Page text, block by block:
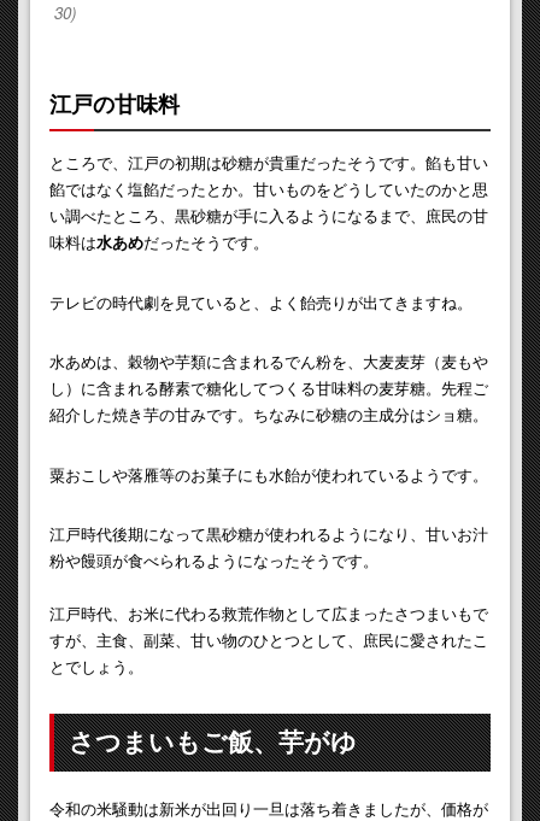
30)
江戸の甘味料
ところで、江戸の初期は砂糖が貴重だったそうです。餡も甘い
餡ではなく塩餡だったとか。甘いものをどうしていたのかと思
い調べたところ、黒砂糖が手に入るようになるまで、庶民の甘
味料は水あめだったそうです。
テレビの時代劇を見ていると、よく飴売りが出てきますね。
水あめは、穀物や芋類に含まれるでん粉を、大麦麦芽（麦もや
し）に含まれる酵素で糖化してつくる甘味料の麦芽糖。先程ご
紹介した焼き芋の甘みです。ちなみに砂糖の主成分はショ糖。
粟おこしや落雁等のお菓子にも水飴が使われているようです。
江戸時代後期になって黒砂糖が使われるようになり、甘いお汁
粉や饅頭が食べられるようになったそうです。
江戸時代、お米に代わる救荒作物として広まったさつまいもで
すが、主食、副菜、甘い物のひとつとして、庶民に愛されたこ
とでしょう。
さつまいもご飯、芋がゆ
令和の米騒動は新米が出回り一旦は落ち着きましたが、価格が